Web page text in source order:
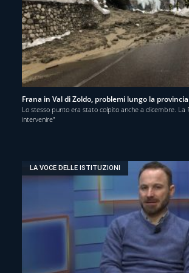
Frana in Val di Zoldo, problemi lungo la
Lo stesso punto era stato colpito anche a dicembre. La
intervenire”
LA VOCE DELLE ISTITUZIONI